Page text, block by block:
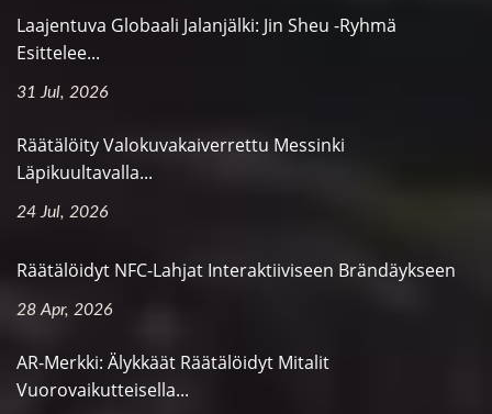
Laajentuva Globaali Jalanjälki: Jin Sheu -ryhmä
Esittelee...
31 Jul, 2026
Räätälöity Valokuvakaiverrettu Messinki
Läpikuultavalla...
24 Jul, 2026
Räätälöidyt NFC-Lahjat Interaktiiviseen Brändäykseen
28 Apr, 2026
AR-Merkki: Älykkäät Räätälöidyt Mitalit
Vuorovaikutteisella...